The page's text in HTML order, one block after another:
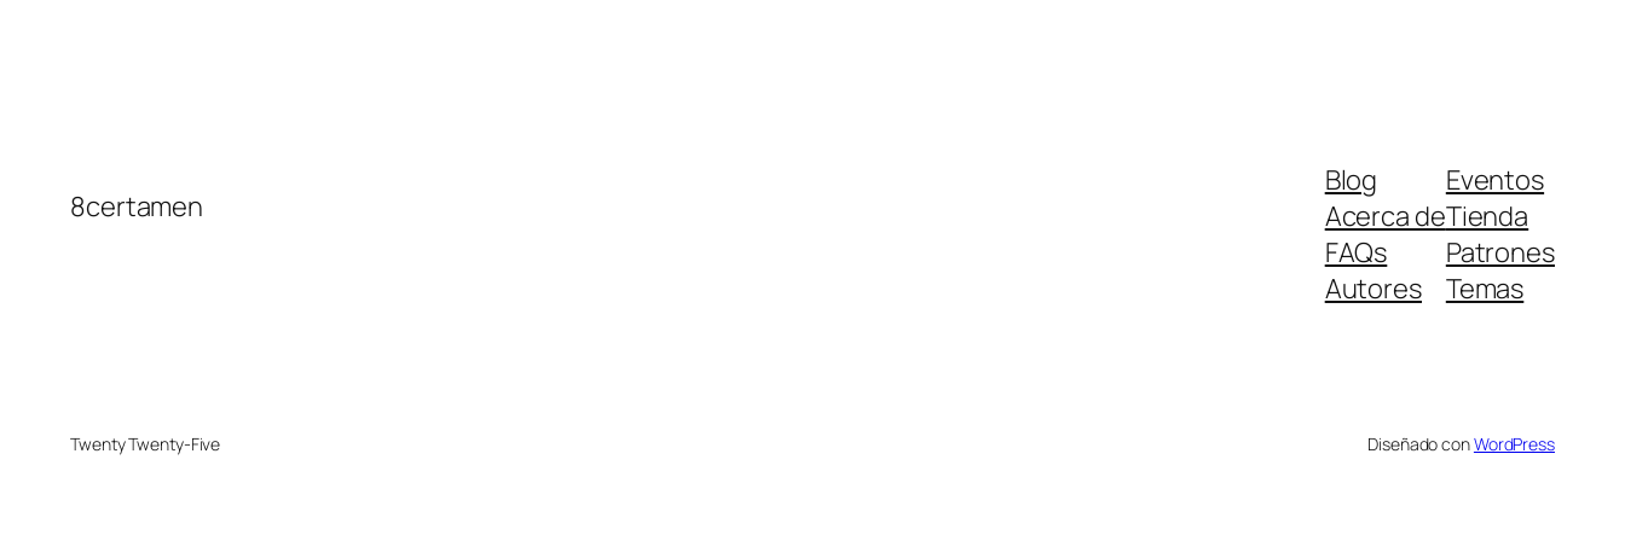
8certamen
Blog
Acerca de
FAQs
Autores
Eventos
Tienda
Patrones
Temas
Twenty Twenty-Five Diseñado conWordPress